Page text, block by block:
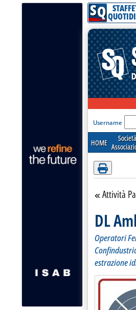
Attenzione! Esegui l'accesso per
SQ
Username
HOME
Società
Torna alla
Attività
DL
Operatori
estrazione